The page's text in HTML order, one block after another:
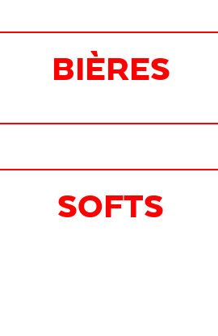
BIÈRES
SOFTS